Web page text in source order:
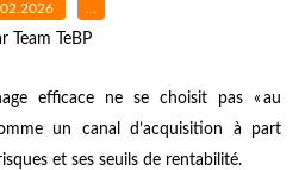
…
Team TeBP
efficace ne se choisit pas « au
un canal d’acquisition à part
et ses seuils de rentabilité.